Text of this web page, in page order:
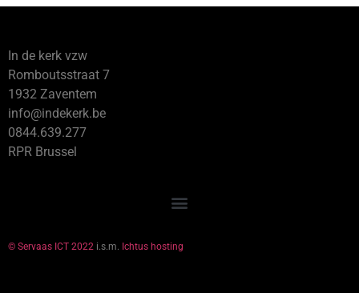
In de kerk vzw
Romboutsstraat 7
1932 Zaventem
info@indekerk.be
0844.639.277
RPR Brussel
© Servaas ICT 2022 i.s.m. Ichtus hosting